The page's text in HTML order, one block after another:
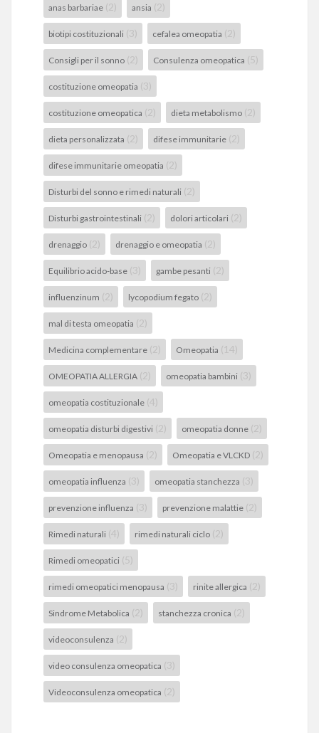
anas barbariae (2) ansia (2)
biotipi costituzionali (3) cefalea omeopatia (2)
Consigli per il sonno (2) Consulenza omeopatica (5)
costituzione omeopatia (3)
costituzione omeopatica (2) dieta metabolismo (2)
dieta personalizzata (2) difese immunitarie (2)
difese immunitarie omeopatia (2)
Disturbi del sonno e rimedi naturali (2)
Disturbi gastrointestinali (2) dolori articolari (2)
drenaggio (2) drenaggio e omeopatia (2)
Equilibrio acido-base (3) gambe pesanti (2)
influenzinum (2) lycopodium fegato (2)
mal di testa omeopatia (2)
Medicina complementare (2) Omeopatia (14)
OMEOPATIA ALLERGIA (2) omeopatia bambini (3)
omeopatia costituzionale (4)
omeopatia disturbi digestivi (2) omeopatia donne (2)
Omeopatia e menopausa (2) Omeopatia e VLCKD (2)
omeopatia influenza (3) omeopatia stanchezza (3)
prevenzione influenza (3) prevenzione malattie (2)
Rimedi naturali (4) rimedi naturali ciclo (2)
Rimedi omeopatici (5)
rimedi omeopatici menopausa (3) rinite allergica (2)
Sindrome Metabolica (2) stanchezza cronica (2)
videoconsulenza (2)
video consulenza omeopatica (3)
Videoconsulenza omeopatica (2)